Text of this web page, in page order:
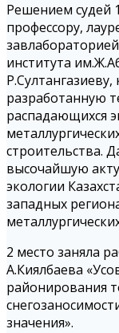
Решением судей
профессору,
института
разработанную
распадающихся
строительства.
высочайшую
экологии
западных
2 место заняла
А.Киялбаева
районирования
значения».